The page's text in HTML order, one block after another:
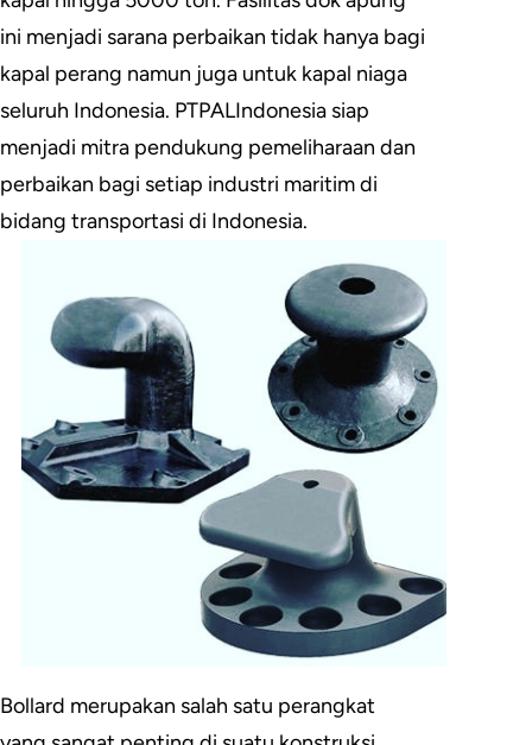
ini menjadi sarana perbaikan tidak hanya bagi
kapal perang namun juga untuk kapal niaga
seluruh Indonesia. PTPALIndonesia siap
menjadi mitra pendukung pemeliharaan dan
perbaikan bagi setiap industri maritim di
bidang transportasi di Indonesia.
Bollard merupakan salah satu perangkat